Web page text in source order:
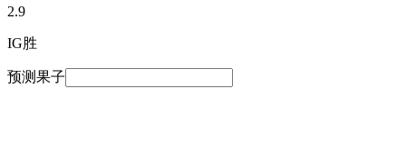
2.9
IG胜
预测果子